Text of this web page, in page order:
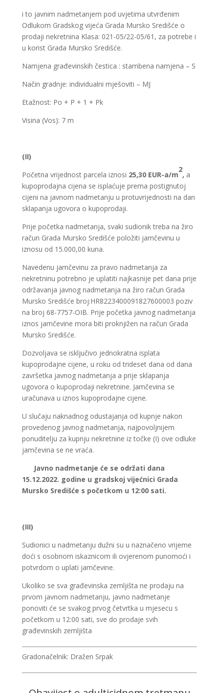
i to javnim nadmetanjem pod uvjetima utvrđenim
Odlukom Gradskog vijeća Grada Mursko Središće o
prodaji nekretnina Klasa: 021-05/22-05/61, za potrebe i
u korist Grada Mursko Središće.
Namjena građevinskih čestica : stambena namjena – S
Način gradnje: individualni mješoviti – MJ
Etažnost: Po + P + 1 + Pk
Visina (Vos): 7 m
(II)
Početna vrijednost parcela iznosi 25,30 EUR-a/m
2
, a
kupoprodajna cijena se isplaćuje prema postignutoj
cijeni na javnom nadmetanju u protuvrijednosti na dan
sklapanja ugovora o kupoprodaji.
Prije početka nadmetanja, svaki sudionik treba na žiro
račun Grada Mursko Središće položiti jamčevinu u
iznosu od 15.000,00 kuna.
Navedenu jamčevinu za pravo nadmetanja za
nekretninu potrebno je uplatiti najkasnije pet dana prije
održavanja javnog nadmetanja na žiro račun Grada
Mursko Središće broj:HR8223400091827600003 poziv
na broj 68-7757-OIB. Prije početka javnog nadmetanja
iznos jamčevine mora biti proknjižen na račun Grada
Mursko Središće.
Dozvoljava se isključivo jednokratna isplata
kupoprodajne cijene, u roku od trideset dana od dana
završetka javnog nadmetanja a prije sklapanja
ugovora o kupoprodaji nekretnine. Jamčevina se
uračunava u iznos kupoprodajne cijene.
U slučaju naknadnog odustajanja od kupnje nakon
provedenog javnog nadmetanja, najpovoljnijem
ponuditelju za kupnju nekretnine iz točke (I) ove odluke
jamčevina se ne vraća.
Javno nadmetanje će se održati dana
15.12.2022. godine u gradskoj vijećnici Grada
Mursko Središće s početkom u 12:00 sati.
(III)
Sudionici u nadmetanju dužni su u naznačeno vrijeme
doći s osobnom iskaznicom ili ovjerenom punomoći i
potvrdom o uplati jamčevine.
Ukoliko se sva građevinska zemljišta ne prodaju na
prvom javnom nadmetanju, javno nadmetanje
ponoviti će se svakog prvog četvrtka u mjesecu s
početkom u 12:00 sati, sve do prodaje svih
građevinskih zemljišta
Gradonačelnik: Dražen Srpak